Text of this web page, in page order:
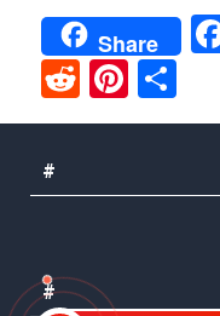
Share
Reddit
#
#